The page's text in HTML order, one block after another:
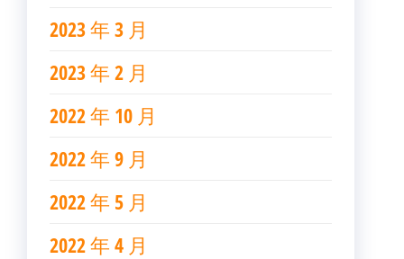
2023 年 3 月
2023 年 2 月
2022 年 10 月
2022 年 9 月
2022 年 5 月
2022 年 4 月